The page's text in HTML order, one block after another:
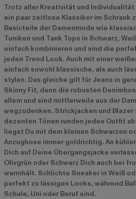
Trotz aller Kreativität und Individualität
ein paar zeitlose Klassiker im Schrank
Basicteile der Damenmode wie
Tuniken und Tank Tops in Schwarz,
einfach kombinieren und sind die
jeden Trend Look. Auch mit einer
einfach sowohl klassische, als auch
stylen. Das gleiche gilt für Jeans in
Skinny Fit, denn die robusten
allem und sind mittlerweile aus der
wegzudenken. Strickjacken und Blazer
dezenten Tönen runden jedes Outfit
liegst Du mit dem kleinen Schwarzen
Anzughose immer goldrichtig. An
Dich auf Deine Übergangsjacke
Olivgrün oder Schwarz Dich auch bei
warmhält. Schlichte Sneaker in Weiß
perfekt zu lässigen Looks, während
Schule, Uni oder Beruf sind.